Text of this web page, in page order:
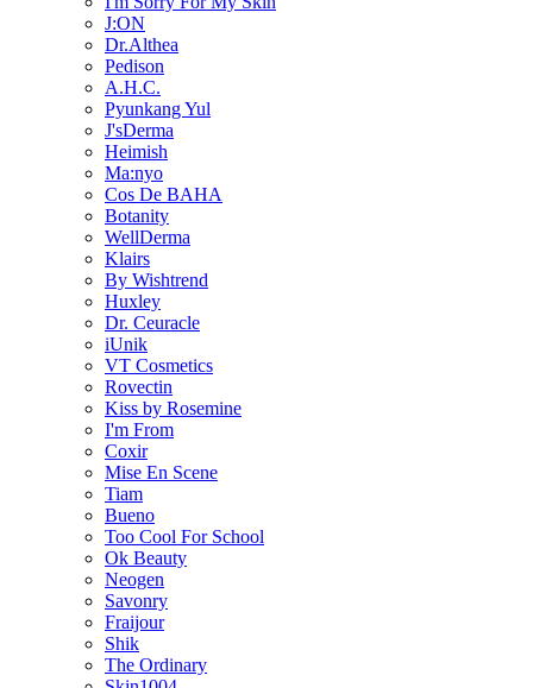
J:ON
Dr.Althea
Pedison
A.H.C.
Pyunkang Yul
J'sDerma
Heimish
Ma:nyo
Cos De BAHA
Botanity
WellDerma
Klairs
By Wishtrend
Huxley
Dr. Ceuracle
iUnik
VT Cosmetics
Rovectin
Kiss by Rosemine
I'm From
Coxir
Mise En Scene
Tiam
Bueno
Too Cool For School
Ok Beauty
Neogen
Savonry
Fraijour
Shik
The Ordinary